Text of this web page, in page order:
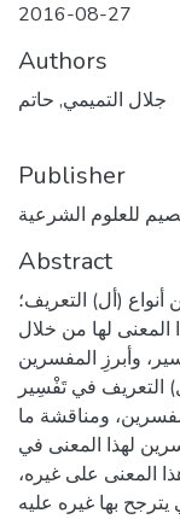
2016-08-27
Authors
جلال التميمي, حاتم
Publisher
للعلوم الشرعية
Abstract
(أل) التعريف؛
المعنى لها من خلال
وأبرزِ المفسرين
التعريف في تَفْسِير
ومناقشة ما
لهذا المعنى في
المعنى على غيره،